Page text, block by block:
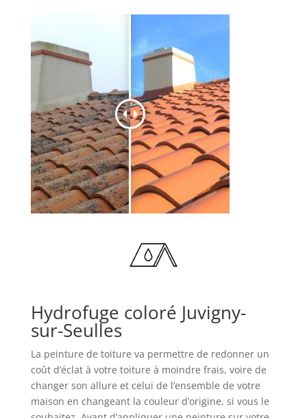
Hydrofuge coloré Juvigny-
sur-Seulles
La peinture de toiture va permettre de redonner un
coût d’éclat à votre toiture à moindre frais, voire de
changer son allure et celui de l’ensemble de votre
maison en changeant la couleur d’origine, si vous le